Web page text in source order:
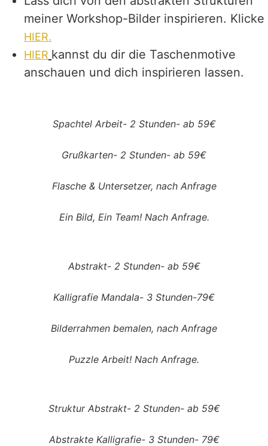
meiner Workshop-Bilder inspirieren. Klicke
HIER.
HIER kannst du dir die Taschenmotive
anschauen und dich inspirieren lassen.
Spachtel Arbeit- 2 Stunden- ab 59€
Grußkarten- 2 Stunden- ab 59€
Flasche & Untersetzer, nach Anfrage
Ein Bild, Ein Team! Nach Anfrage.
Abstrakt- 2 Stunden- ab 59€
Kalligrafie Mandala- 3 Stunden-79€
Bilderrahmen bemalen, nach Anfrage
Puzzle Arbeit! Nach Anfrage.
Struktur Abstrakt- 2 Stunden- ab 59€
Abstrakte Kalligrafie- 3 Stunden- 79€